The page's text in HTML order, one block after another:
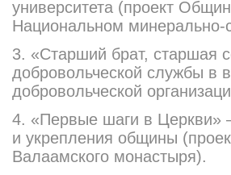
университета (проект
Национальном минерально-
3. «Старший брат, старшая
добровольческой службы в
добровольческой
4. «Первые шаги в Церкви»
и укрепления общины
Валаамского монастыря).